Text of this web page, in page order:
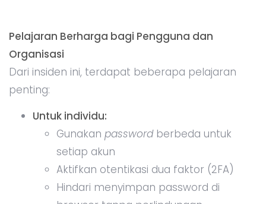
Pelajaran Berharga bagi Pengguna dan
Organisasi
Dari insiden ini, terdapat beberapa pelajaran
penting:
Untuk individu:
Gunakan passwordberbeda untuk
setiap akun
Aktifkan otentikasi dua faktor (2FA)
Hindari menyimpan password di